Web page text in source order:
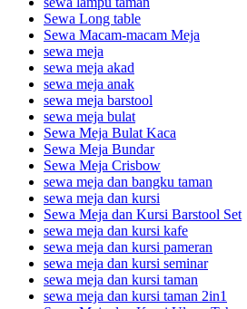
Sewa Long table
Sewa Macam-macam Meja
sewa meja
sewa meja akad
sewa meja anak
sewa meja barstool
sewa meja bulat
Sewa Meja Bulat Kaca
Sewa Meja Bundar
Sewa Meja Crisbow
sewa meja dan bangku taman
sewa meja dan kursi
Sewa Meja dan Kursi Barstool Set
sewa meja dan kursi kafe
sewa meja dan kursi pameran
sewa meja dan kursi seminar
sewa meja dan kursi taman
sewa meja dan kursi taman 2in1